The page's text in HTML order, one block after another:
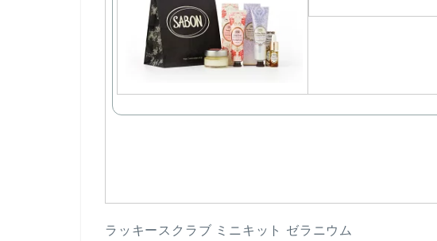
ラッキースクラブ ミニキット ゼラニウム